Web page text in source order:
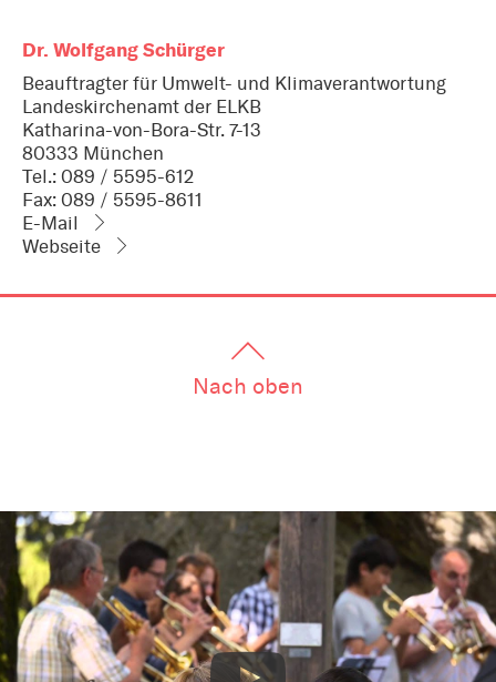
Dr. Wolfgang Schürger
Beauftragter für Umwelt- und Klimaverantwortung
Landeskirchenamt der ELKB
Katharina-von-Bora-Str. 7-13
80333 München
Tel.: 089 / 5595-612
Fax: 089 / 5595-8611
E-Mail
Webseite
Nach oben